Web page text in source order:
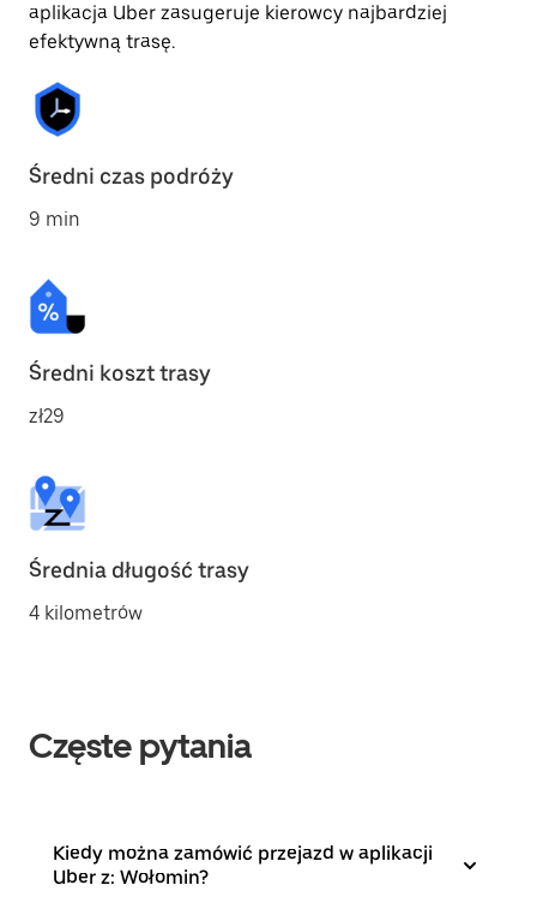
aplikacja Uber zasugeruje kierowcy najbardziej
efektywną trasę.
Średni czas podróży
9 min
Średni koszt trasy
zł29
Średnia długość trasy
4 kilometrów
Częste pytania
Kiedy można zamówić przejazd w aplikacji
Uber z: Wołomin?